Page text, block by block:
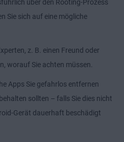
über den Rooting-Prozess
Sie sich auf eine mögliche
z. B. einen Freund oder
worauf Sie achten müssen.
Apps Sie gefahrlos entfernen
sollten – falls Sie dies nicht
Gerät dauerhaft beschädigt